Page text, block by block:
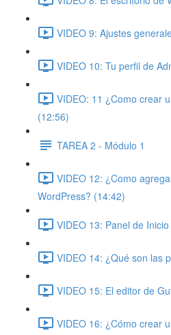
VIDEO 9: Ajustes
VIDEO 10: Tu perfil de
VIDEO: 11 ¿Como crear
(12:56)
TAREA 2 - Módulo 1
VIDEO 12: ¿Como
WordPress? (14:42)
VIDEO 13: Panel de
VIDEO 14: ¿Qué son las
VIDEO 15: El editor de
VIDEO 16: ¿Cómo crear